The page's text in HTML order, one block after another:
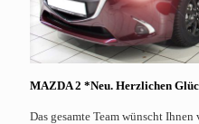
MAZDA 2 *Neu. Herzlichen
Das gesamte Team wünscht